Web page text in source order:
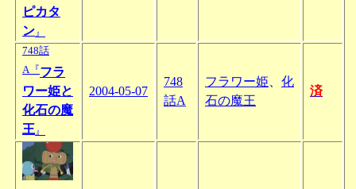
ピカタ
ン 』
748話
A『フラ
ワー姫と
化石の魔
王 』
2004-05-07
748
話A
フラワー姫
化
石の魔王
済